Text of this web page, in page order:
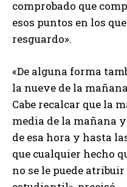
comprobado que
esos puntos en los
resguardo».
«De alguna forma
la nueve de la
Cabe recalcar que la
media de la mañana
de esa hora y hasta
que cualquier hecho
no se le puede